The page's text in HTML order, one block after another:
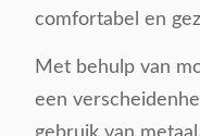
comfortabel en
Met behulp van
een